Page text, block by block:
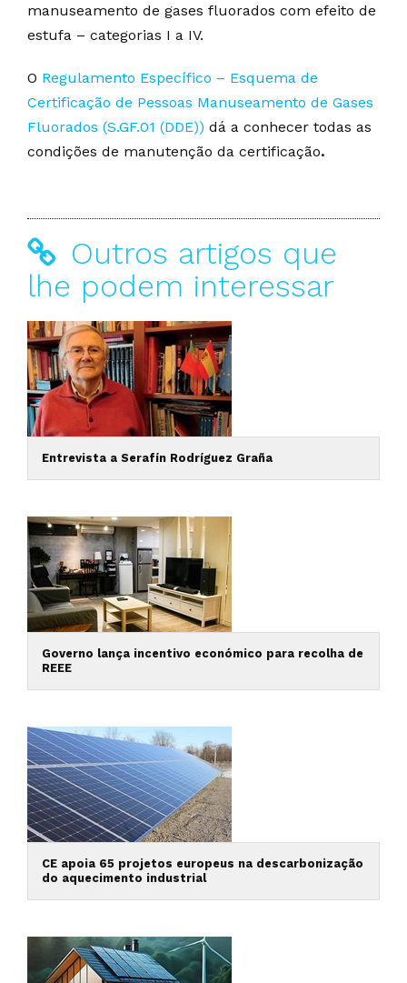
manuseamento de gases fluorados com efeito de
estufa – categorias I a IV.
O Regulamento Específico – Esquema de
Certificação de Pessoas Manuseamento de Gases
Fluorados (S.GF.01 (DDE)) dá a conhecer todas as
condições de manutenção da certificação.
Outros artigos que
lhe podem interessar
Entrevista a Serafín Rodríguez Graña
Governo lança incentivo económico para recolha de
REEE
CE apoia 65 projetos europeus na descarbonização
do aquecimento industrial